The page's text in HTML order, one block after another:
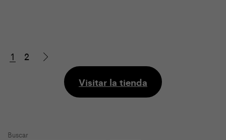
1 2
Visitar la tienda
Buscar